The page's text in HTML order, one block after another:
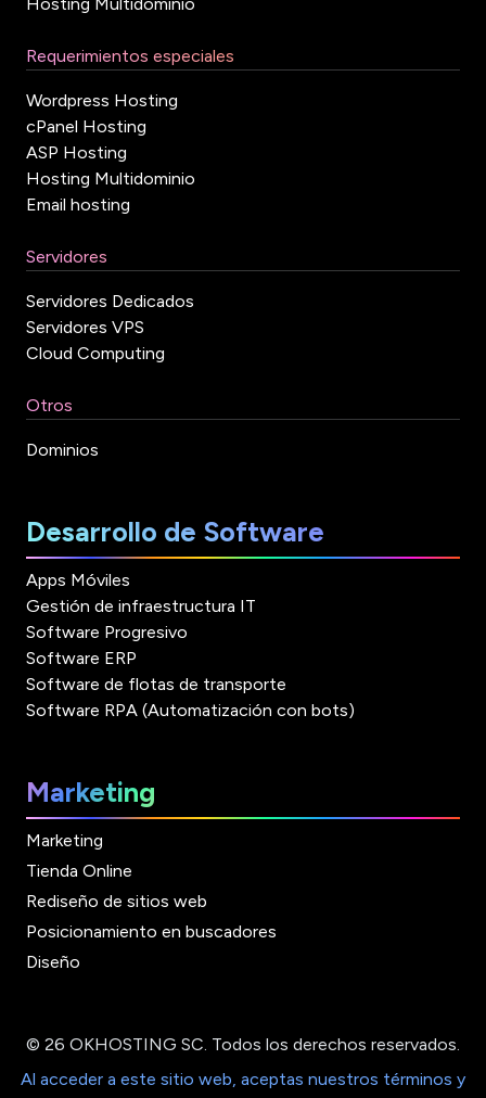
Requerimientos especiales
Wordpress Hosting
cPanel Hosting
ASP Hosting
Hosting Multidominio
Email hosting
Servidores
Servidores Dedicados
Servidores VPS
Cloud Computing
Otros
Dominios
Desarrollo de Software
Apps Móviles
Gestión de infraestructura IT
Software Progresivo
Software ERP
Software de flotas de transporte
Software RPA (Automatización con bots)
Marketing
Marketing
Tienda Online
Rediseño de sitios web
Posicionamiento en buscadores
Diseño
© 26 OKHOSTING SC. Todos los derechos reservados.
Al acceder a este sitio web, aceptas nuestros términos y